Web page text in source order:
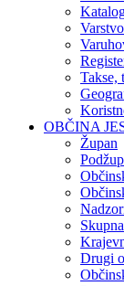
Takse,
OBČINA
Župan
Drugi